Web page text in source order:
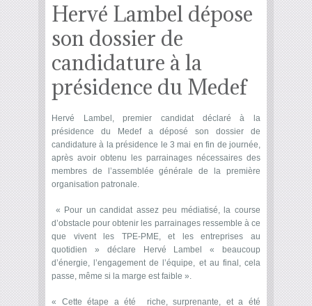
Hervé Lambel dépose
son dossier de
candidature à la
présidence du Medef
Hervé Lambel, premier candidat déclaré à la
présidence du Medef a déposé son dossier de
candidature à la présidence le 3 mai en fin de journée,
après avoir obtenu les parrainages nécessaires des
membres de l’assemblée générale de la première
organisation patronale.
« Pour un candidat assez peu médiatisé, la course
d’obstacle pour obtenir les parrainages ressemble à ce
que vivent les TPE-PME, et les entreprises au
quotidien » déclare Hervé Lambel « beaucoup
d’énergie, l’engagement de l’équipe, et au final, cela
passe, même si la marge est faible ».
« Cette étape a été riche, surprenante, et a été